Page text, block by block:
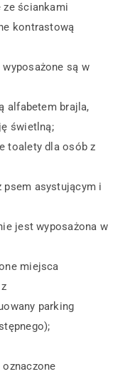
ze ściankami
kontrastową
wyposażone są w
alfabetem brajla,
świetlną;
toalety dla osób z
psem asystującym i
jest wyposażona w
miejsca
parking
oznaczone